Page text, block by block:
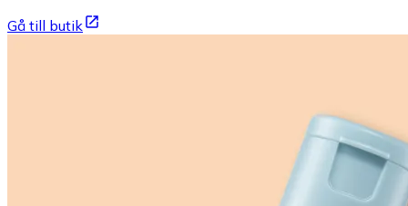
Gå till butik